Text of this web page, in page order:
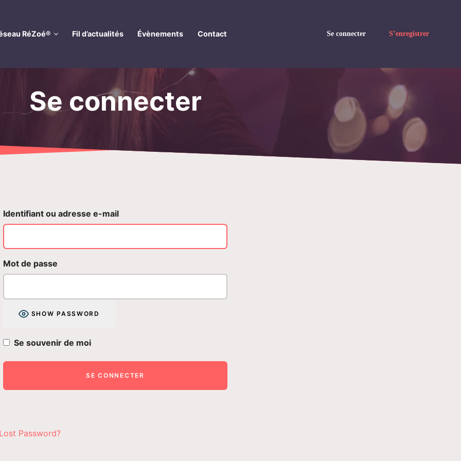
RéZoé® Fil d’actualités Évènements Contact Se connecter S’enregistrer
Se connecter
Identifiant ou adresse e-mail
Mot de passe
SHOW PASSWORD
Se souvenir de moi
Lost Password?